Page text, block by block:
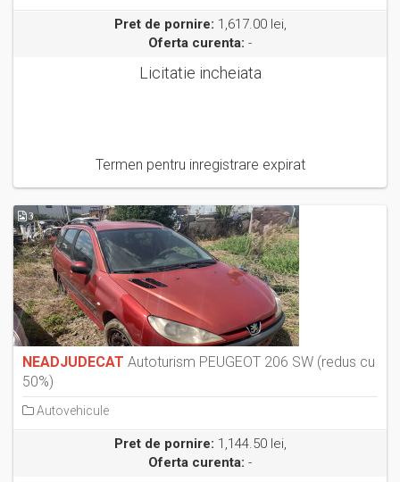
Pret de pornire: 1,617.00 lei,
Oferta curenta: -
Licitatie incheiata
Termen pentru inregistrare expirat
3
NEADJUDECAT Autoturism PEUGEOT 206 SW (redus cu
50%)
Autovehicule
Pret de pornire: 1,144.50 lei,
Oferta curenta: -